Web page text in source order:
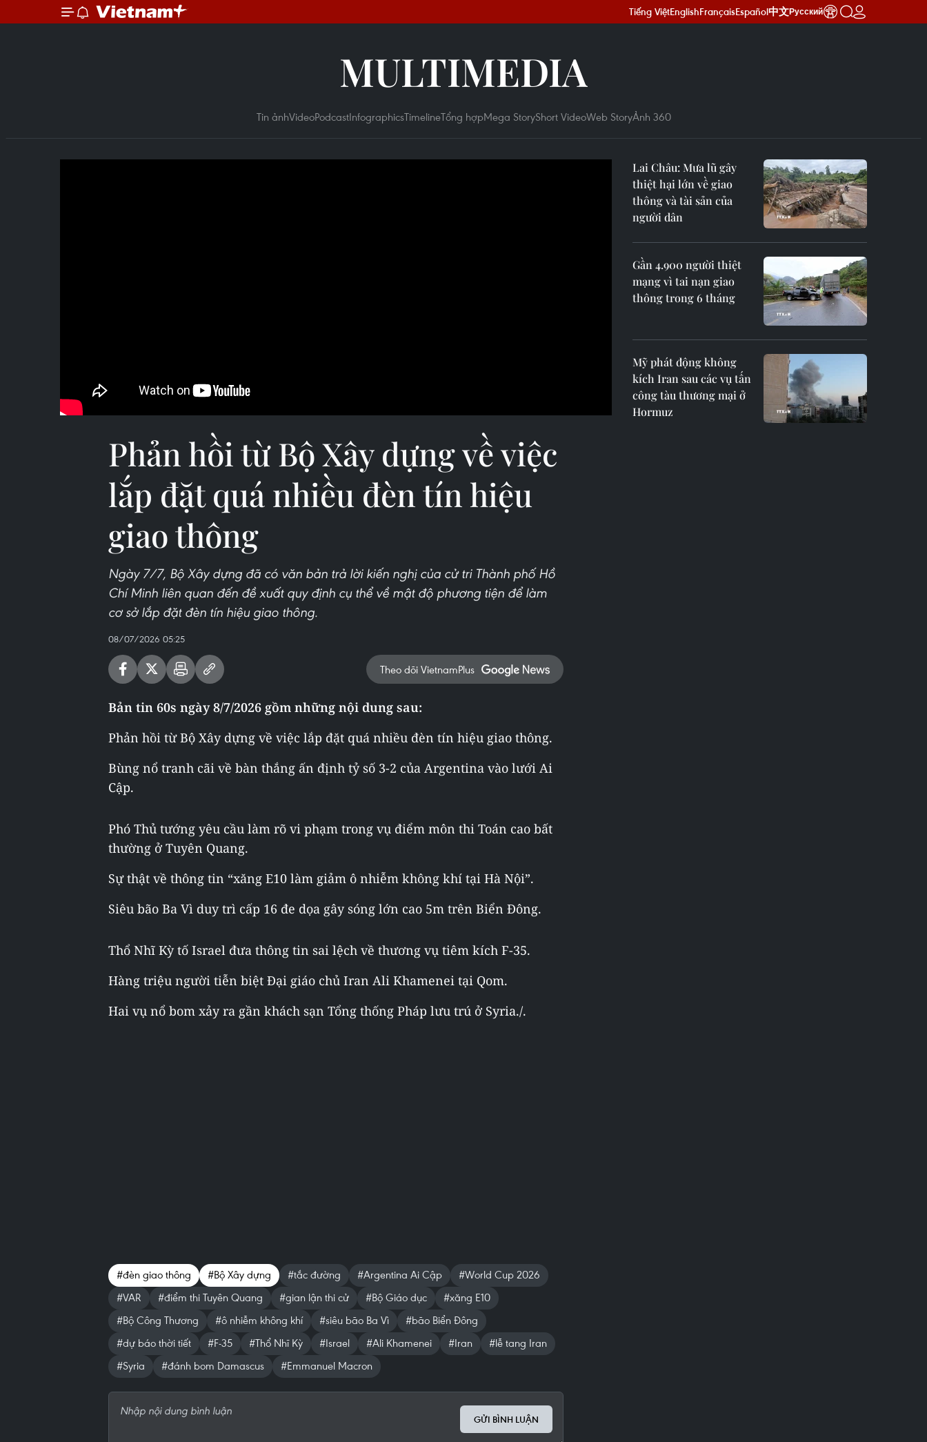
Tiếng ViệtEnglishFrançaisEspañol中文Русский
MULTIMEDIA
Tin ảnhVideoPodcastInfographicsTimelineTổng hợpMega StoryShort VideoWeb StoryẢnh 360
Phản hồi từ Bộ Xây dựng về việc
lắp đặt quá nhiều đèn tín hiệu
giao thông
Ngày 7/7, Bộ Xây dựng đã có văn bản trả lời kiến nghị của cử tri Thành phố Hồ
Chí Minh liên quan đến đề xuất quy định cụ thể về mật độ phương tiện để làm
cơ sở lắp đặt đèn tín hiệu giao thông.
08/07/2026 05:25
Theo dõi VietnamPlus
Bản tin 60s ngày 8/7/2026 gồm những nội dung sau:
Phản hồi từ Bộ Xây dựng về việc lắp đặt quá nhiều đèn tín hiệu giao thông.
Bùng nổ tranh cãi về bàn thắng ấn định tỷ số 3-2 của Argentina vào lưới Ai
Cập.
Phó Thủ tướng yêu cầu làm rõ vi phạm trong vụ điểm môn thi Toán cao bất
thường ở Tuyên Quang.
Sự thật về thông tin “xăng E10 làm giảm ô nhiễm không khí tại Hà Nội”.
Siêu bão Ba Vì duy trì cấp 16 đe dọa gây sóng lớn cao 5m trên Biển Đông.
Thổ Nhĩ Kỳ tố Israel đưa thông tin sai lệch về thương vụ tiêm kích F-35.
Hàng triệu người tiễn biệt Đại giáo chủ Iran Ali Khamenei tại Qom.
Hai vụ nổ bom xảy ra gần khách sạn Tổng thống Pháp lưu trú ở Syria./.
#đèn giao thông #Bộ Xây dựng #tắc đường #Argentina Ai Cập
#World Cup 2026
#VAR
#điểm thi Tuyên Quang #gian lận thi cử #Bộ Giáo dục
#xăng E10
#Bộ Công Thương
#ô nhiễm không khí #siêu bão Ba Vì
#bão Biển Đông
#dự báo thời tiết
#F-35 #Thổ Nhĩ Kỳ #Israel #Ali Khamenei #Iran
#lễ tang Iran
#Syria
#đánh bom Damascus #Emmanuel Macron
GỬI BÌNH LUẬN
Lai Châu: Mưa lũ gây
thiệt hại lớn về giao
thông và tài sản của
người dân
Gần 4.900 người thiệt
mạng vì tai nạn giao
thông trong 6 tháng
Mỹ phát động không
kích Iran sau các vụ tấn
công tàu thương mại ở
Hormuz